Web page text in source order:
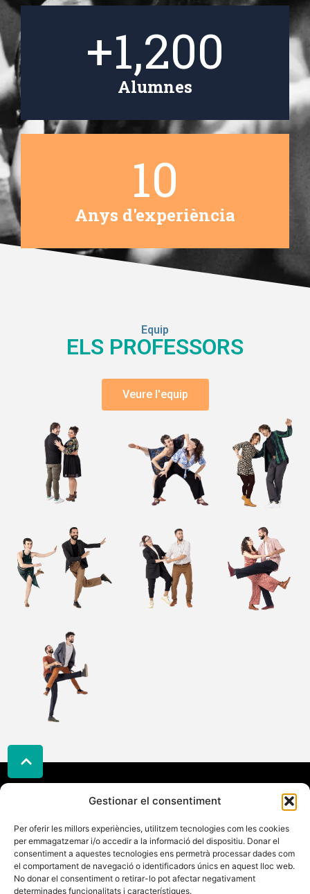
Gestionar el consentiment
Per oferir les millors experiències, utilitzem tecnologies com les cookies
per emmagatzemar i/o accedir a la informació del dispositiu. Donar el
consentiment a aquestes tecnologies ens permetrà processar dades com
el comportament de navegació o identificadors únics en aquest lloc web.
No donar el consentiment o retirar-lo pot afectar negativament
determinades funcionalitats i característiques.
Alumnes
+1,200
Anys d'experiència
10
Equip
ELS PROFESSORS
Veure l'equip
Gaudeix
del
Swing
amb
Adreça
Galileu
33,
08224
Terrassa
Telèfon:
622186452
Email:
info@triplestep.cat
Legal
Política
de
cookies
Política